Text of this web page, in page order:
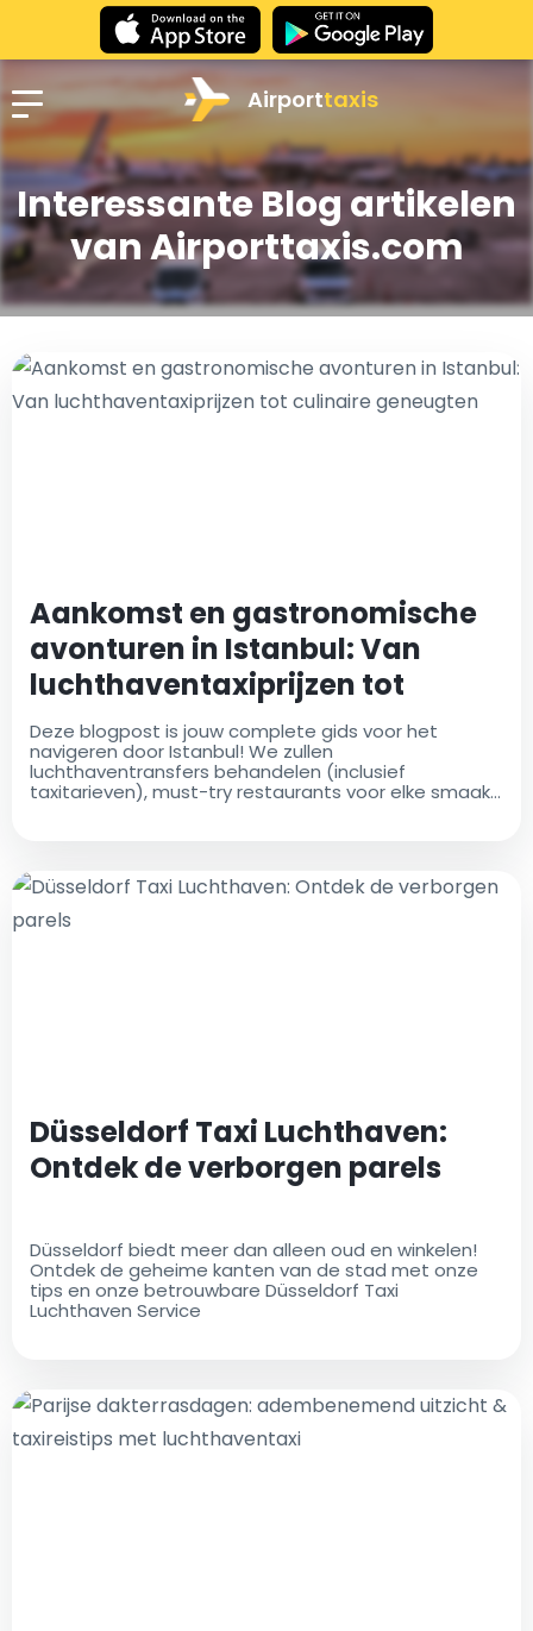
Airporttaxis
Interessante Blog artikelen
van Airporttaxis.com
Aankomst en gastronomische
avonturen in Istanbul: Van
luchthaventaxiprijzen tot
culinaire geneugten
Deze blogpost is jouw complete gids voor het
navigeren door Istanbul! We zullen
luchthaventransfers behandelen (inclusief
taxitarieven), must-try restaurants voor elke smaak,
Düsseldorf Taxi Luchthaven:
Ontdek de verborgen parels
Düsseldorf biedt meer dan alleen oud en winkelen!
Ontdek de geheime kanten van de stad met onze
tips en onze betrouwbare Düsseldorf Taxi
Luchthaven Service